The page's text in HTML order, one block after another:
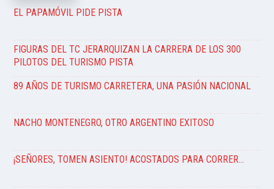
EL PAPAMÓVIL PIDE PISTA
FIGURAS DEL TC JERARQUIZAN LA CARRERA DE LOS 300
PILOTOS DEL TURISMO PISTA
89 AÑOS DE TURISMO CARRETERA, UNA PASIÓN NACIONAL
NACHO MONTENEGRO, OTRO ARGENTINO EXITOSO
¡SEÑORES, TOMEN ASIENTO! ACOSTADOS PARA CORRER…